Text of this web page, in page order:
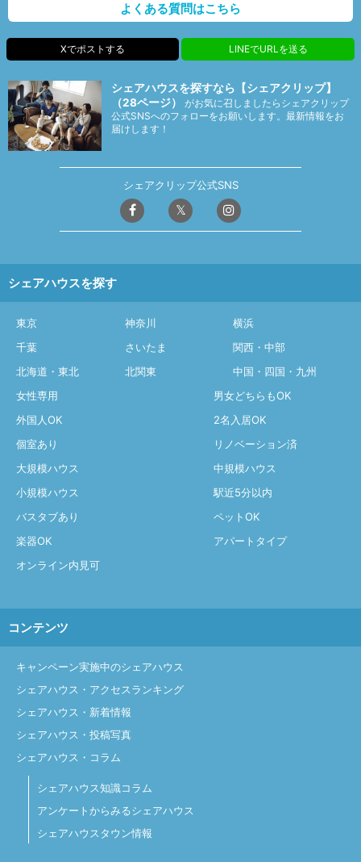
よくある質問はこちら
Xでポストする LINEでURLを送る
シェアハウスを探すなら【シェアクリップ】
（28ページ）
がお気に召しましたらシェアクリップ
公式SNSへのフォローをお願いします。最新情報をお
届けします！
シェアクリップ公式SNS
シェアハウスを探す
東京 神奈川
横浜
千葉
さいたま
関西・中部
北海道・東北
北関東
中国・四国・九州
女性専用
男女どちらもOK
外国人OK
2名入居OK
個室あり
リノベーション済
大規模ハウス
中規模ハウス
小規模ハウス
駅近5分以内
バスタブあり
ペットOK
楽器OK
アパートタイプ
オンライン内見可
コンテンツ
キャンペーン実施中のシェアハウス
シェアハウス・アクセスランキング
シェアハウス・新着情報
シェアハウス・投稿写真
シェアハウス・コラム
シェアハウス知識コラム
アンケートからみるシェアハウス
シェアハウスタウン情報